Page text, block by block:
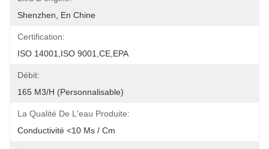
Shenzhen, En Chine
Certification:
ISO 14001,ISO 9001,CE,EPA
Débit:
165 M3/h (personnalisable)
La Qualité De L'eau Produite:
Conductivité <10 Μs / Cm